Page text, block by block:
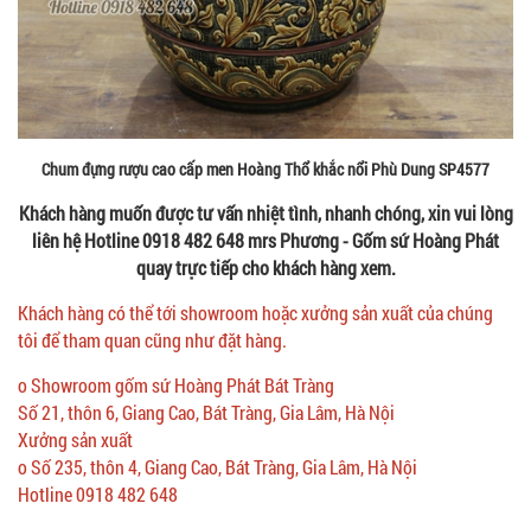
Chum đựng rượu cao cấp men Hoàng Thổ khắc nổi Phù Dung SP4577
Khách hàng muốn được tư vấn nhiệt tình, nhanh chóng, xin vui lòng
liên hệ Hotline 0918 482 648 mrs Phương - Gốm sứ Hoàng Phát
quay trực tiếp cho khách hàng xem.
Khách hàng có thể tới showroom hoặc xưởng sản xuất của chúng
tôi để tham quan cũng như đặt hàng.
o Showroom gốm sứ Hoàng Phát Bát Tràng
Số 21, thôn 6, Giang Cao, Bát Tràng, Gia Lâm, Hà Nội
Xưởng sản xuất
o Số 235, thôn 4, Giang Cao, Bát Tràng, Gia Lâm, Hà Nội
Hotline 0918 482 648